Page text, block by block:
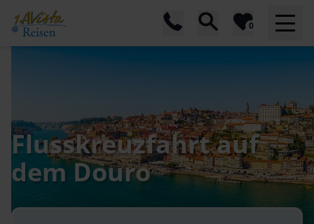
0
Flusskreuzfahrt auf
dem Douro